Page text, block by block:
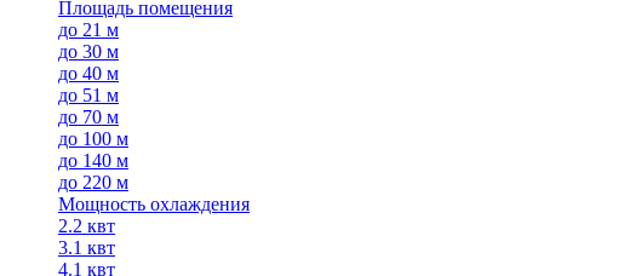
Площадь помещения
до 21 м
до 30 м
до 40 м
до 51 м
до 70 м
до 100 м
до 140 м
до 220 м
Мощность охлаждения
2.2 квт
3.1 квт
4.1 квт